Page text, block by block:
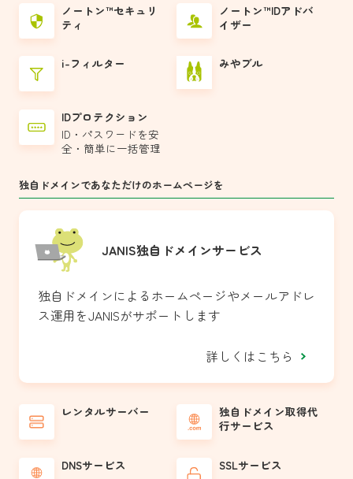
ノートン™️セキュリ
ティ
ノートン™️IDアドバ
イザー
i-フィルター みやブル
IDプロテクション
ID・パスワードを安
全・簡単に一括管理
独自ドメインであなただけのホームページを
JANIS独自ドメインサービス
独自ドメインによるホームページやメールアドレ
ス運用をJANISがサポートします
詳しくはこちら
レンタルサーバー
独自ドメイン取得代
行サービス
DNSサービス SSLサービス